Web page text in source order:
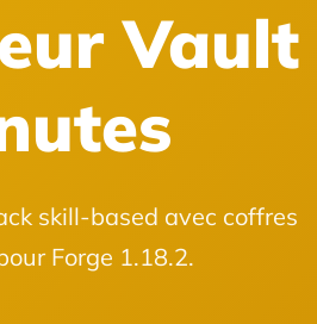
Vault
skill-based avec coffres
Forge 1.18.2.